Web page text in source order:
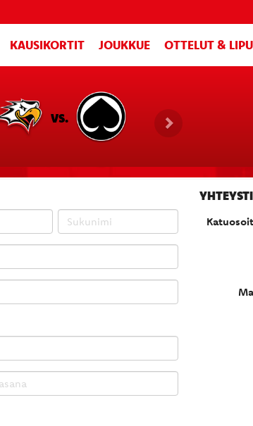
KAUSIKORTIT JOUKKUE OTTELUT &
VS.